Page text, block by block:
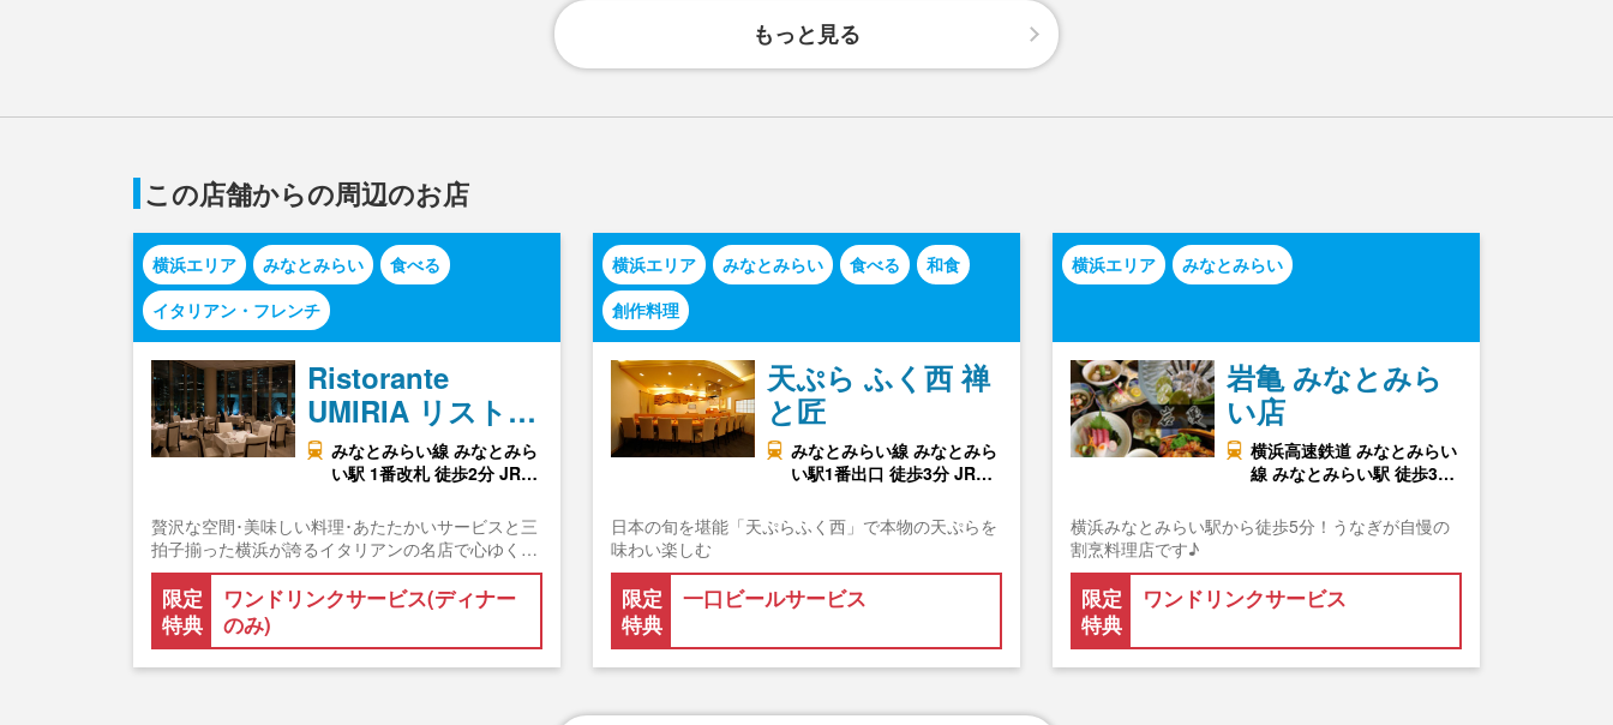
もっと見る
この店舗からの周辺のお店
横浜エリア みなとみらい
食べる
イタリアン・フレンチ
Ristorante
UMIRIA リスト…
みなとみらい線 みなとみら
い駅 1番改札 徒歩2分 JR…
贅沢な空間･美味しい料理･あたたかいサービスと三
拍子揃った横浜が誇るイタリアンの名店で心ゆく…
限定
特典
ワンドリンクサービス(ディナー
のみ)
横浜エリア みなとみらい 食べる
和食
創作料理
天ぷら ふく西 禅
と匠
みなとみらい線 みなとみら
い駅1番出口 徒歩3分 JR…
日本の旬を堪能「天ぷらふく西」で本物の天ぷらを
味わい楽しむ
限定
特典
一口ビールサービス
横浜エリア みなとみらい
岩亀 みなとみら
い店
横浜高速鉄道 みなとみらい
線 みなとみらい駅 徒歩3…
横浜みなとみらい駅から徒歩5分！うなぎが自慢の
割烹料理店です♪
限定
特典
ワンドリンクサービス